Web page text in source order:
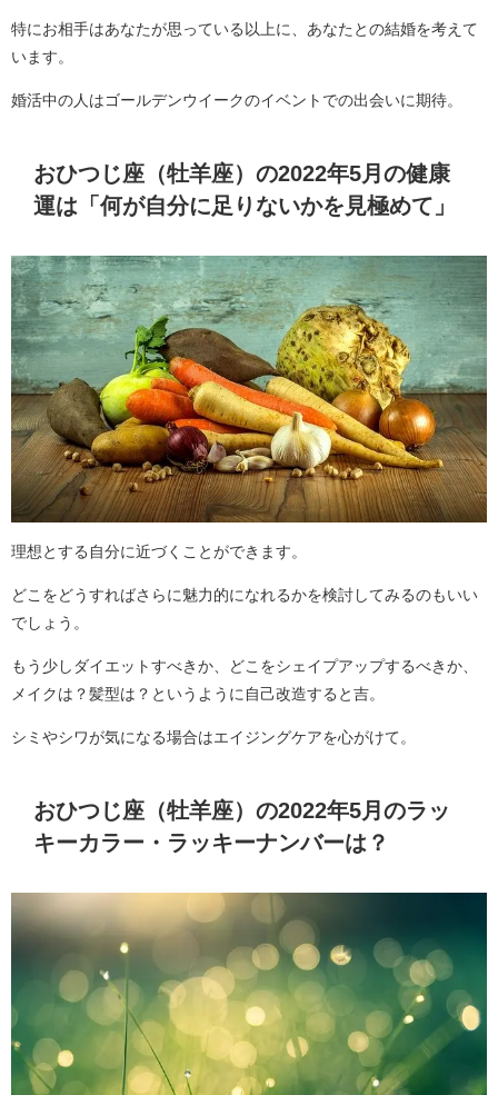
特にお相手はあなたが思っている以上に、あなたとの結婚を考えて
います。
婚活中の人はゴールデンウイークのイベントでの出会いに期待。
おひつじ座（牡羊座）の2022年5月の健康
運は「何が自分に足りないかを見極めて」
理想とする自分に近づくことができます。
どこをどうすればさらに魅力的になれるかを検討してみるのもいい
でしょう。
もう少しダイエットすべきか、どこをシェイプアップするべきか、
メイクは？髪型は？というように自己改造すると吉。
シミやシワが気になる場合はエイジングケアを心がけて。
おひつじ座（牡羊座）の2022年5月のラッ
キーカラー・ラッキーナンバーは？